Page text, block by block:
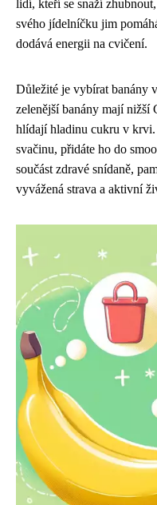
lidí, kteří se snaží
svého jídelníčku jim
dodává energii na cvičení.
Důležité je vybírat banány
zelenější banány mají nižší
hlídají hladinu cukru v
svačinu, přidáte ho do
součást zdravé snídaně,
vyvážená strava a aktivní